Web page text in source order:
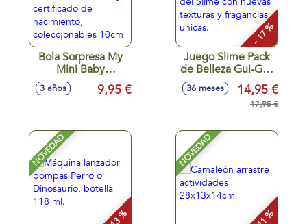
Bola Sorpresa My
Mini Baby
Sweethearts, con
muñeco, accesorio
colecc¡onables
10cm
3 años 9,95 €
- 17 %
Juego Slime Pack
de Belleza Gui-Gui.
Transforma tu
juego del Slime
con nuevas texturas
36 meses 14,95 €
17,95 €
NOVEDAD NOVEDAD